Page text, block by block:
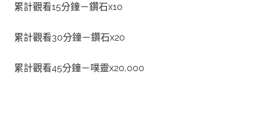
累計觀看15分鐘－鑽石x10
累計觀看30分鐘－鑽石x20
累計觀看45分鐘－噗靈x20,000